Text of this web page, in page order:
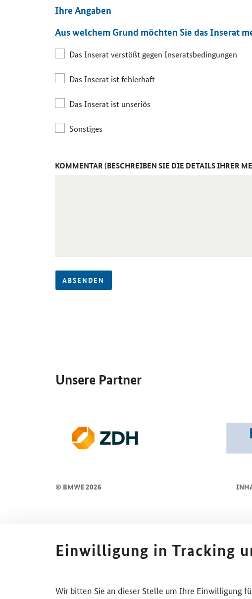
Ihre Angaben
Aus welchem Grund möchten Sie das Inserat
Das Inserat verstößt gegen Inseratsbedingungen
Das Inserat ist fehlerhaft
Das Inserat ist unseriös
Sonstiges
KOMMENTAR (BESCHREIBEN SIE DIE DETAILS IHRER
ABSENDEN
Unsere Partner
© BMWE 2026
Einwilligung in Tracking
Wir bitten Sie an dieser Stelle um Ihre Einwilligung